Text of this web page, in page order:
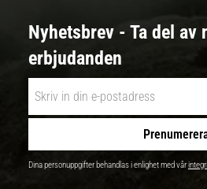
Nyhetsbrev - Ta del av
erbjudanden
Dina personuppgifter behandlas i enlighet med vår